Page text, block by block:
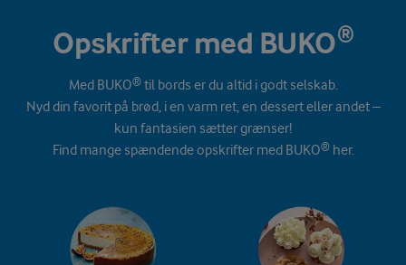
Opskrifter med BUKO®
Med BUKO® til bords er du altid i godt selskab.
Nyd din favorit på brød, i en varm ret, en dessert eller andet –
kun fantasien sætter grænser!
Find mange spændende opskrifter med BUKO® her.